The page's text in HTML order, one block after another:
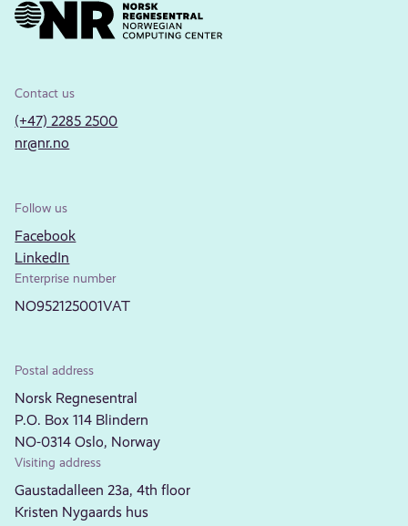
Contact us
(+47) 2285 2500
nr@nr.no
Follow us
Facebook
LinkedIn
Enterprise number
NO952125001VAT
Postal address
Norsk Regnesentral
P.O. Box 114 Blindern
NO-0314 Oslo, Norway
Visiting address
Gaustadalleen 23a, 4th floor
Kristen Nygaards hus